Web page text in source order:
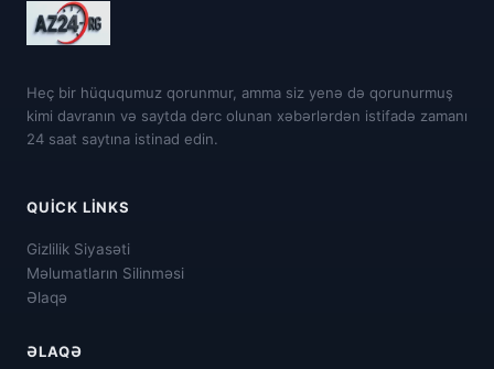
Heç bir hüququmuz qorunmur, amma siz yenə də qorunurmuş
kimi davranın və saytda dərc olunan xəbərlərdən istifadə zamanı
24 saat saytına istinad edin.
QUICK LINKS
Gizlilik Siyasəti
Məlumatların Silinməsi
Əlaqə
ƏLAQƏ